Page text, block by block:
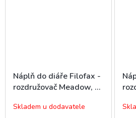
Náplň do diáře Filofax -
rozdružovač Meadow, 6
Skladem u dodavatele